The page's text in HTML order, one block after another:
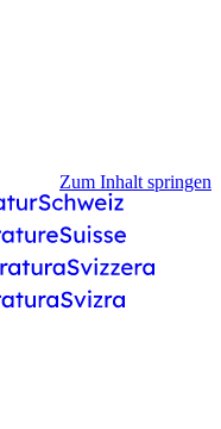
Zum Inhalt springen